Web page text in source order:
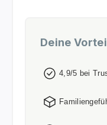
Deine
4,9/5 bei